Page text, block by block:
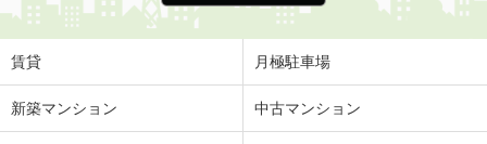
賃貸 月極駐車場
新築マンション 中古マンション